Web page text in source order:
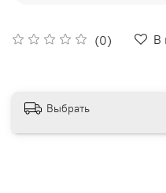
(0) В
Выбрать